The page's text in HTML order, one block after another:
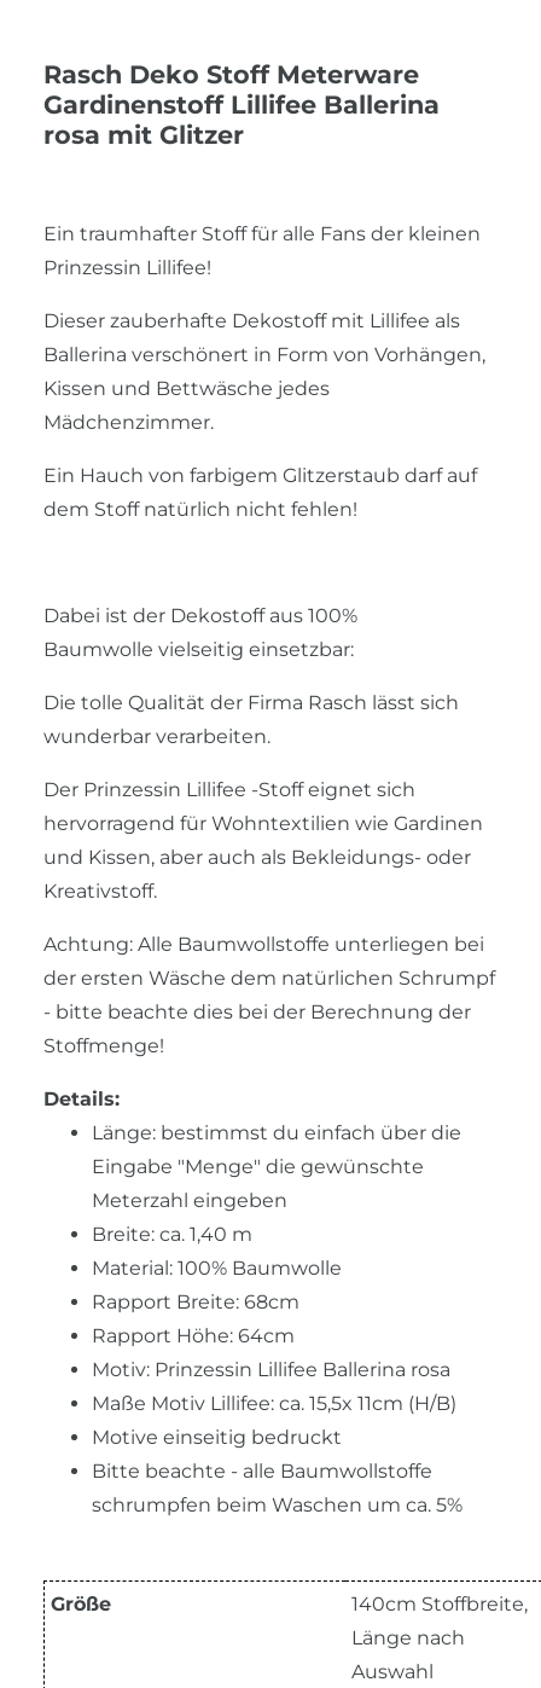
Rasch Deko Stoff Meterware
Gardinenstoff Lillifee Ballerina
rosa mit Glitzer
Ein traumhafter Stoff für alle Fans der kleinen
Prinzessin Lillifee!
Dieser zauberhafte Dekostoff mit Lillifee als
Ballerina verschönert in Form von Vorhängen,
Kissen und Bettwäsche jedes
Mädchenzimmer.
Ein Hauch von farbigem Glitzerstaub darf auf
dem Stoff natürlich nicht fehlen!
Dabei ist der Dekostoff aus 100%
Baumwolle vielseitig einsetzbar:
Die tolle Qualität der Firma Rasch lässt sich
wunderbar verarbeiten.
Der Prinzessin Lillifee -Stoff eignet sich
hervorragend für Wohntextilien wie Gardinen
und Kissen, aber auch als Bekleidungs- oder
Kreativstoff.
Achtung: Alle Baumwollstoffe unterliegen bei
der ersten Wäsche dem natürlichen Schrumpf
- bitte beachte dies bei der Berechnung der
Stoffmenge!
Details:
Länge: bestimmst du einfach über die
Eingabe "Menge" die gewünschte
Meterzahl eingeben
Breite: ca. 1,40 m
Material: 100% Baumwolle
Rapport Breite: 68cm
Rapport Höhe: 64cm
Motiv: Prinzessin Lillifee Ballerina rosa
Maße Motiv Lillifee: ca. 15,5x 11cm (H/B)
Motive einseitig bedruckt
Bitte beachte - alle Baumwollstoffe
schrumpfen beim Waschen um ca. 5%
Größe
140cm Stoffbreite,
Länge nach
Auswahl